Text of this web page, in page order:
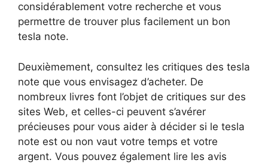
considérablement votre recherche et vous
permettre de trouver plus facilement un bon
tesla note.
Deuxièmement, consultez les critiques des tesla
note que vous envisagez d’acheter. De
nombreux livres font l’objet de critiques sur des
sites Web, et celles-ci peuvent s’avérer
précieuses pour vous aider à décider si le tesla
note est ou non vaut votre temps et votre
argent. Vous pouvez également lire les avis